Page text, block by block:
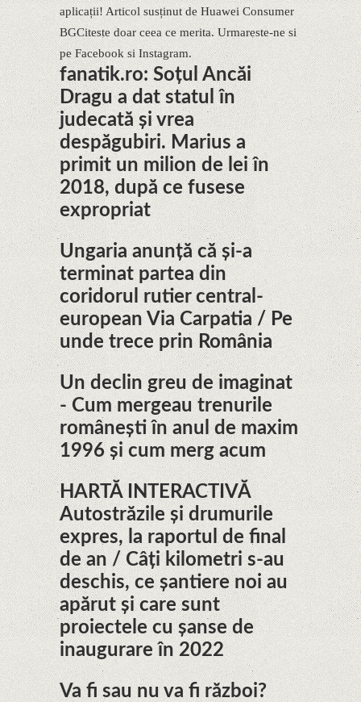
aplicații! Articol susținut de Huawei Consumer
BG​Citeste doar ceea ce merita. Urmareste-ne si
pe Facebook si Instagram.
fanatik.ro: Soțul Ancăi
Dragu a dat statul în
judecată și vrea
despăgubiri. Marius a
primit un milion de lei în
2018, după ce fusese
expropriat
Ungaria anunță că și-a
terminat partea din
coridorul rutier central-
european Via Carpatia / Pe
unde trece prin România
Un declin greu de imaginat
- Cum mergeau trenurile
românești în anul de maxim
1996 și cum merg acum
HARTĂ INTERACTIVĂ
Autostrăzile și drumurile
expres, la raportul de final
de an / Câți kilometri s-au
deschis, ce șantiere noi au
apărut și care sunt
proiectele cu șanse de
inaugurare în 2022
Va fi sau nu va fi război?